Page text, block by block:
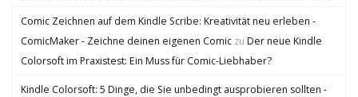
Comic Zeichnen auf dem Kindle Scribe: Kreativität neu erleben -
ComicMaker - Zeichne deinen eigenen Comic zu Der neue Kindle
Colorsoft im Praxistest: Ein Muss für Comic-Liebhaber?
Kindle Colorsoft: 5 Dinge, die Sie unbedingt ausprobieren sollten -